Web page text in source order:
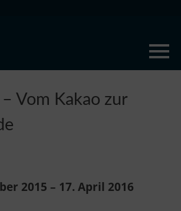
Vom Kakao zur
2015 – 17. April 2016